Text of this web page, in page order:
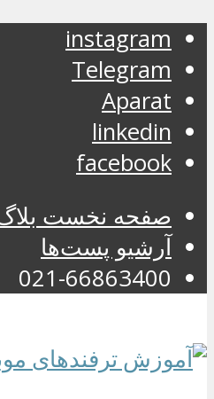
instagram
Telegram
Aparat
linkedin
facebook
صفحه نخست بلاگ
آرشیو پست‌ها
021-66863400